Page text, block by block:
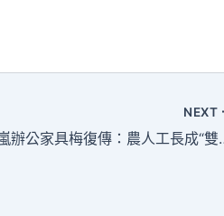
NEXT
億嵐辦公家